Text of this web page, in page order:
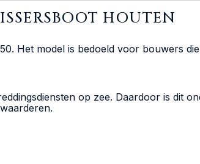
HOUTEN
Het model is bedoeld voor bouwers
op zee. Daardoor is dit